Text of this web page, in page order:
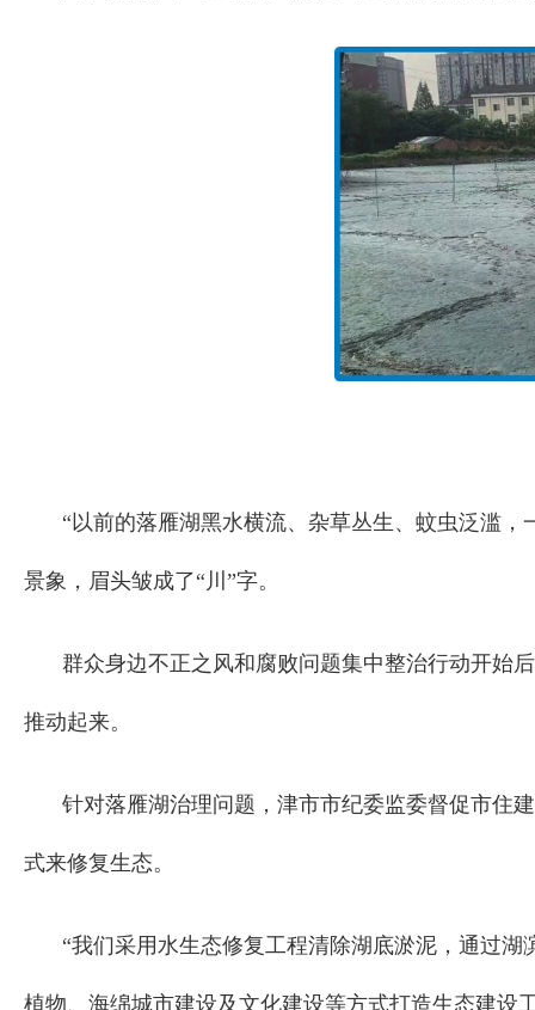
“以前的落雁湖黑水横流、杂草丛生、蚊虫泛滥
景象，眉头皱成了“川”字。
群众身边不正之风和腐败问题集中整治行动开始
推动起来。
针对落雁湖治理问题，津市市纪委监委督促市住
式来修复生态。
“我们采用水生态修复工程清除湖底淤泥，通过
植物、海绵城市建设及文化建设等方式打造生态建设